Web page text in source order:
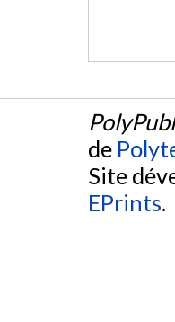
de
Site
EPrints.